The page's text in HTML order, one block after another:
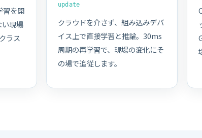
習を開
現場
ラス
update
クラウドを介さず、組み込みデバ
イス上で直接学習と推論。30ms
周期の再学習で、現場の変化にそ
の場で追従します。